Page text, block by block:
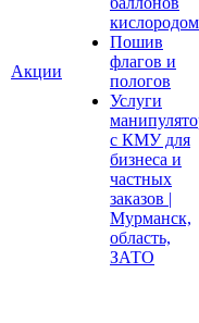
Акции
кислородом
Пошив
флагов и
пологов
Услуги
с КМУ для
бизнеса и
частных
заказов |
Мурманск,
область,
ЗАТО